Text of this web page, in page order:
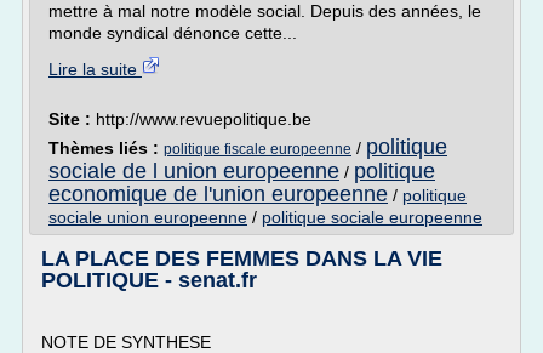
mettre à mal notre modèle social. Depuis des années, le
monde syndical dénonce cette...
Lire la suite
Site : http://www.revuepolitique.be
Thèmes liés : politique fiscale europeenne / politique
sociale de l union europeenne / politique
economique de l'union europeenne / politique
sociale union europeenne / politique sociale europeenne
LA PLACE DES FEMMES DANS LA VIE
POLITIQUE - senat.fr
NOTE DE SYNTHESE